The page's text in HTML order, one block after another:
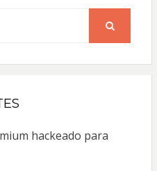
hackeado para